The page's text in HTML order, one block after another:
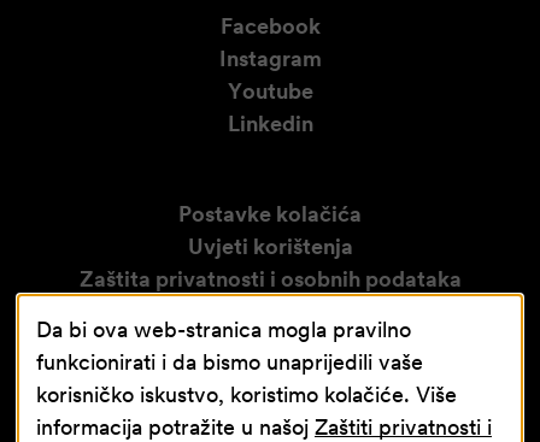
Facebook
Instagram
Youtube
Linkedin
Postavke kolačića
Uvjeti korištenja
Zaštita privatnosti i osobnih podataka
Obavijest o video nadzoru
Da bi ova web-stranica mogla pravilno
funkcionirati i da bismo unaprijedili vaše
korisničko iskustvo, koristimo kolačiće. Više
informacija potražite u našoj Zaštiti privatnosti i